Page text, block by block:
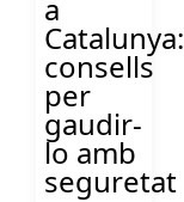
a
Catalunya:
consells
per
gaudir-
lo amb
seguretat